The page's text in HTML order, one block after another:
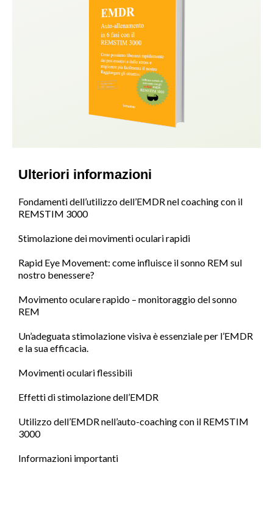
Ulteriori informazioni
Fondamenti dell’utilizzo dell’EMDR nel coaching con il
REMSTIM 3000
Stimolazione dei movimenti oculari rapidi
Rapid Eye Movement: come influisce il sonno REM sul
nostro benessere?
Movimento oculare rapido – monitoraggio del sonno
REM
Un’adeguata stimolazione visiva è essenziale per l’EMDR
e la sua efficacia.
Movimenti oculari flessibili
Effetti di stimolazione dell’EMDR
Utilizzo dell’EMDR nell’auto-coaching con il REMSTIM
3000
Informazioni importanti